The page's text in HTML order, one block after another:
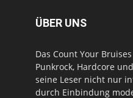
ÜBER UNS
Das Count Your
Punkrock, Hardcore
seine Leser nicht nur
durch Einbindung